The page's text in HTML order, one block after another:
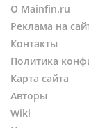
О Mainfin.ru
Реклама на
Контакты
Политика
Карта сайта
Авторы
Wiki